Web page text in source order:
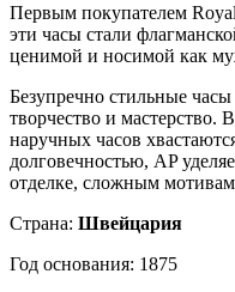
Первым покупателем
эти часы стали
ценимой и носимой как
Безупречно стильные
творчество и мастерство.
наручных часов
долговечностью, AP
отделке, сложным
Страна: Швейцария
Год основания: 1875